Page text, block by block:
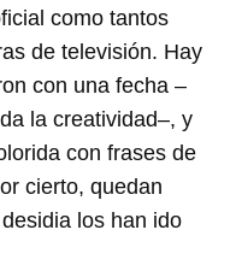
como tantos
de televisión. Hay
con una fecha –
la creatividad–, y
con frases de
cierto, quedan
los han ido